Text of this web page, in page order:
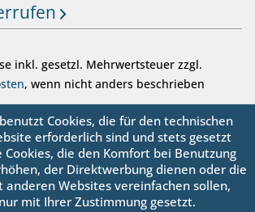
inkl. gesetzl. Mehrwertsteuer zzgl.
, wenn nicht anders beschrieben
OHG - Alle Rechte vorbehalten
Cookies, die für den technischen
erforderlich sind und stets gesetzt
die den Komfort bei Benutzung
der Direktwerbung dienen oder die
Websites vereinfachen sollen,
mit Ihrer Zustimmung gesetzt.